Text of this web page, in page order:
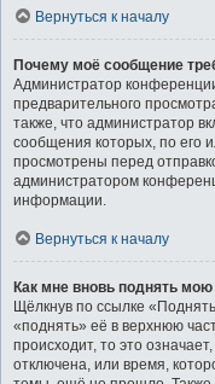
Вернуться к началу
Почему моё сообщение
Администратор
предварительного
также, что администратор
сообщения которых, по его
просмотрены перед
администратором
информации.
Вернуться к началу
Как мне вновь поднять
Щёлкнув по ссылке
«поднять» её в верхнюю
происходит, то это
отключена, или время,